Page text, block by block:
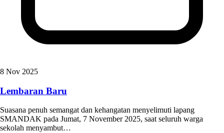
8 Nov 2025
Lembaran Baru
Suasana penuh semangat dan kehangatan menyelimuti lapang
SMANDAK pada Jumat, 7 November 2025, saat seluruh warga
sekolah menyambut…